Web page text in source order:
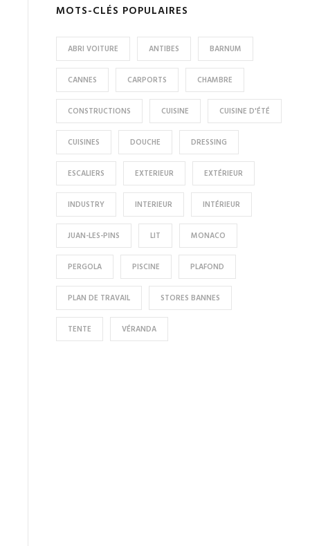
MOTS-CLÉS POPULAIRES
ABRI VOITURE ANTIBES BARNUM
CANNES CARPORTS CHAMBRE
CONSTRUCTIONS CUISINE CUISINE D'ÉTÉ
CUISINES DOUCHE DRESSING
ESCALIERS EXTERIEUR EXTÉRIEUR
INDUSTRY INTERIEUR INTÉRIEUR
JUAN-LES-PINS LIT MONACO
PERGOLA PISCINE PLAFOND
PLAN DE TRAVAIL STORES BANNES
TENTE VÉRANDA